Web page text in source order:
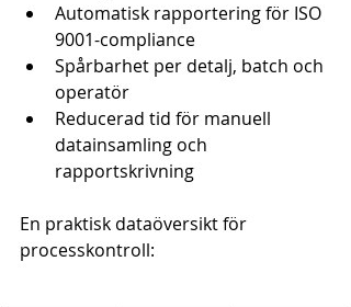
Automatisk rapportering för ISO
9001-compliance
Spårbarhet per detalj, batch och
operatör
Reducerad tid för manuell
datainsamling och
rapportskrivning
En praktisk dataöversikt för
processkontroll: